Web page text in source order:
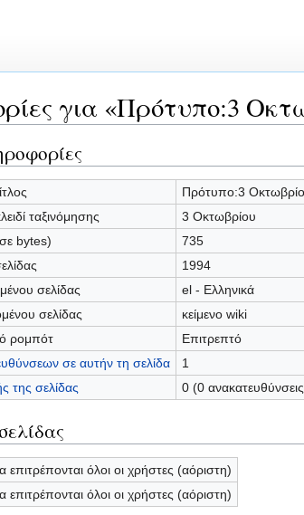
για «Πρότυπο:3
Πρότυπο:3
ταξινόμησης
3 Οκτωβρίου
bytes)
735
1994
σελίδας
el - Ελληνικά
σελίδας
κείμενο wiki
ρομπότ
Επιτρεπτό
σε αυτήν τη σελίδα
1
της σελίδας
0 (0
επιτρέπονται όλοι οι χρήστες (αόριστη)
επιτρέπονται όλοι οι χρήστες (αόριστη)